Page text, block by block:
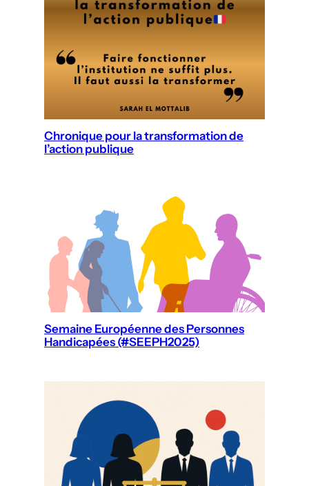
Chronique pour la transformation de
l’action publique
Semaine Européenne des Personnes
Handicapées (#SEEPH2025)